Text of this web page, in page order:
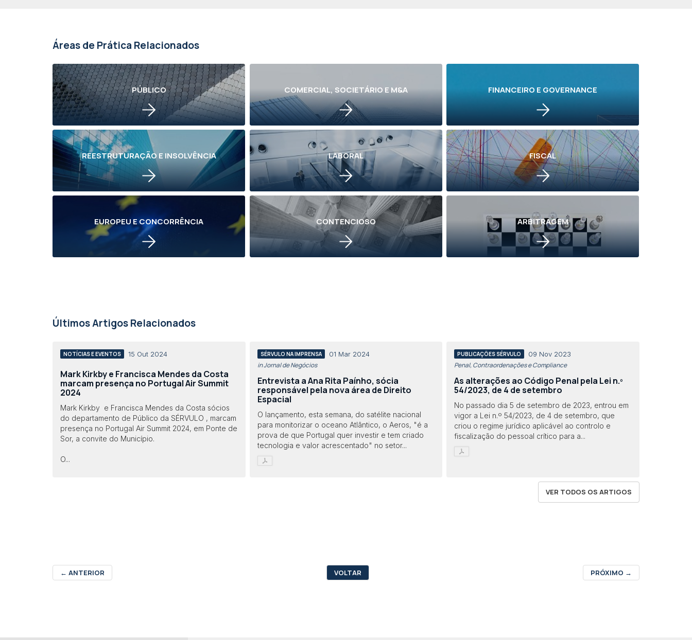
Áreas de Prática Relacionados
PÚBLICO COMERCIAL, SOCIETÁRIO E M&A FINANCEIRO E GOVERNANCE
REESTRUTURAÇÃO E INSOLVÊNCIA LABORAL FISCAL
EUROPEU E CONCORRÊNCIA CONTENCIOSO ARBITRAGEM
Últimos Artigos Relacionados
NOTÍCIAS E EVENTOS 15 Out 2024
Mark Kirkby e Francisca Mendes da Costa
marcam presença no Portugal Air Summit
2024
Mark Kirkby e Francisca Mendes da Costa sócios
do departamento de Público da SÉRVULO , marcam
presença no Portugal Air Summit 2024, em Ponte de
Sor, a convite do Município.
O...
SÉRVULO NA IMPRENSA 01 Mar 2024
in Jornal de Negócios
Entrevista a Ana Rita Paínho, sócia
responsável pela nova área de Direito
Espacial
O lançamento, esta semana, do satélite nacional
para monitorizar o oceano Atlântico, o Aeros, "é a
prova de que Portugal quer investir e tem criado
tecnologia e valor acrescentado" no setor...
PUBLICAÇÕES SÉRVULO 09 Nov 2023
Penal, Contraordenações e Compliance
As alterações ao Código Penal pela Lei n.º
54/2023, de 4 de setembro
No passado dia 5 de setembro de 2023, entrou em
vigor a Lei n.º 54/2023, de 4 de setembro, que
criou o regime jurídico aplicável ao controlo e
fiscalização do pessoal crítico para a...
VER TODOS OS ARTIGOS
← ANTERIOR VOLTAR PRÓXIMO →